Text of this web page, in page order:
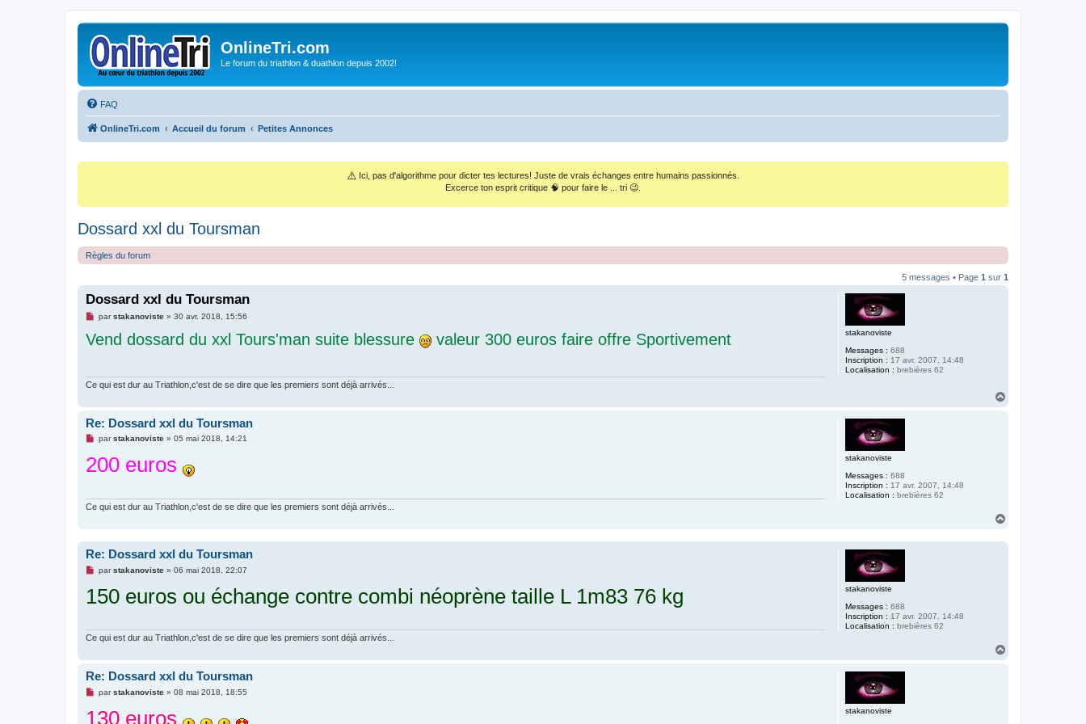
OnlineTri.com
Le forum du triathlon & duathlon depuis 2002!
FAQ
OnlineTri.com Accueil du forum Petites Annonces
⚠️ Ici, pas d'algorithme pour dicter tes lectures! Juste de vrais échanges entre humains passionnés.
Excerce ton esprit critique 🧠 pour faire le ... tri 😉.
Dossard xxl du Toursman
Règles du forum
5 messages • Page 1 sur 1
stakanoviste
Messages : 688
Inscription : 17 avr. 2007, 14:48
Localisation : brebières 62
Dossard xxl du Toursman
M
s
s
n
u
parstakanoviste» 30 avr. 2018, 15:56
Vend dossard du xxl Tours'man suite blessure valeur 300 euros faire offre Sportivement
Ce qui est dur au Triathlon,c'est de se dire que les premiers sont déjà arrivés...
stakanoviste
Messages : 688
Inscription : 17 avr. 2007, 14:48
Localisation : brebières 62
Re: Dossard xxl du Toursman
M
s
s
n
parstakanoviste» 05 mai 2018, 14:21
200 euros
Ce qui est dur au Triathlon,c'est de se dire que les premiers sont déjà arrivés...
stakanoviste
Messages : 688
Inscription : 17 avr. 2007, 14:48
Localisation : brebières 62
Re: Dossard xxl du Toursman
M
s
s
n
u
parstakanoviste» 06 mai 2018, 22:07
150 euros ou échange contre combi néoprène taille L 1m83 76 kg
Ce qui est dur au Triathlon,c'est de se dire que les premiers sont déjà arrivés...
stakanoviste
Re: Dossard xxl du Toursman
M
s
s
parstakanoviste» 08 mai 2018, 18:55
130 euros